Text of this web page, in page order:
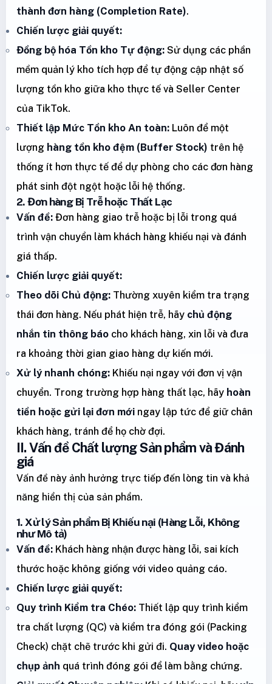
thành đơn hàng (Completion Rate).
Chiến lược giải quyết:
Đồng bộ hóa Tồn kho Tự động: Sử dụng các phần
mềm quản lý kho tích hợp để tự động cập nhật số
lượng tồn kho giữa kho thực tế và Seller Center
của TikTok.
Thiết lập Mức Tồn kho An toàn: Luôn để một
lượng hàng tồn kho đệm (Buffer Stock) trên hệ
thống ít hơn thực tế để dự phòng cho các đơn hàng
phát sinh đột ngột hoặc lỗi hệ thống.
2. Đơn hàng Bị Trễ hoặc Thất Lạc
Vấn đề: Đơn hàng giao trễ hoặc bị lỗi trong quá
trình vận chuyển làm khách hàng khiếu nại và đánh
giá thấp.
Chiến lược giải quyết:
Theo dõi Chủ động: Thường xuyên kiểm tra trạng
thái đơn hàng. Nếu phát hiện trễ, hãy chủ động
nhắn tin thông báo cho khách hàng, xin lỗi và đưa
ra khoảng thời gian giao hàng dự kiến mới.
Xử lý nhanh chóng: Khiếu nại ngay với đơn vị vận
chuyển. Trong trường hợp hàng thất lạc, hãy hoàn
tiền hoặc gửi lại đơn mới ngay lập tức để giữ chân
khách hàng, tránh để họ chờ đợi.
II. Vấn đề Chất lượng Sản phẩm và Đánh
giá
Vấn đề này ảnh hưởng trực tiếp đến lòng tin và khả
năng hiển thị của sản phẩm.
1. Xử lý Sản phẩm Bị Khiếu nại (Hàng Lỗi, Không
như Mô tả)
Vấn đề: Khách hàng nhận được hàng lỗi, sai kích
thước hoặc không giống với video quảng cáo.
Chiến lược giải quyết:
Quy trình Kiểm tra Chéo: Thiết lập quy trình kiểm
tra chất lượng (QC) và kiểm tra đóng gói (Packing
Check) chặt chẽ trước khi gửi đi. Quay video hoặc
chụp ảnh quá trình đóng gói để làm bằng chứng.